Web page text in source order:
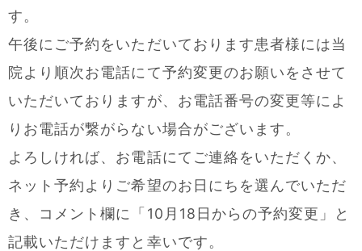
す。
午後にご予約をいただいております患者様には当
院より順次お電話にて予約変更のお願いをさせて
いただいておりますが、お電話番号の変更等によ
りお電話が繋がらない場合がございます。
よろしければ、お電話にてご連絡をいただくか、
ネット予約よりご希望のお日にちを選んでいただ
き、コメント欄に「10月18日からの予約変更」と
記載いただけますと幸いです。